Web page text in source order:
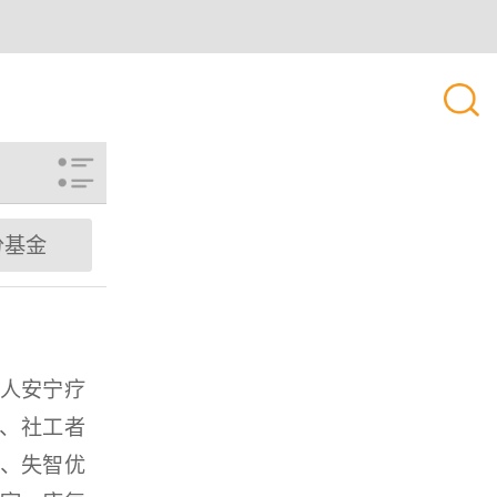
基金
安宁疗
社工者
失智优